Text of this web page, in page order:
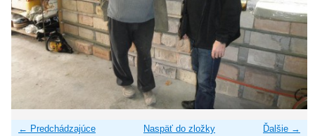
← Predchádzajúce Ďalšie →
Naspäť do zložky